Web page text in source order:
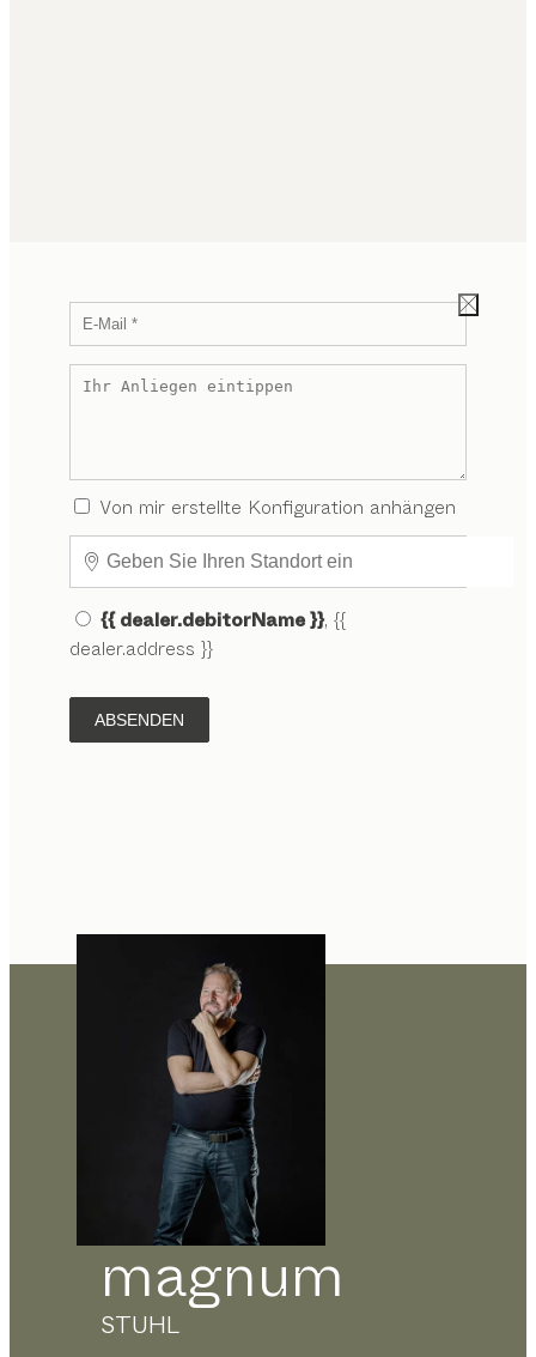
Von mir erstellte Konfiguration anhängen
{{ dealer.debitorName }}, {{
dealer.address }}
ABSENDEN
magnum
STUHL